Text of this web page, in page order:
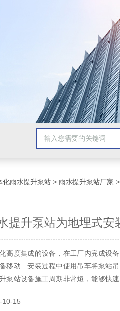
化雨水提升泵站 > 雨水提升泵站厂家 >
提升泵站为地埋式安
高度集成的设备，在工厂内完成设
移动，安装过程中使用吊车将泵站
泵站设备施工周期非常短，能够快
10-15